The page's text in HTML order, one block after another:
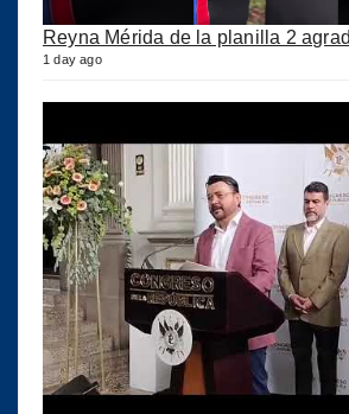
1 day ago